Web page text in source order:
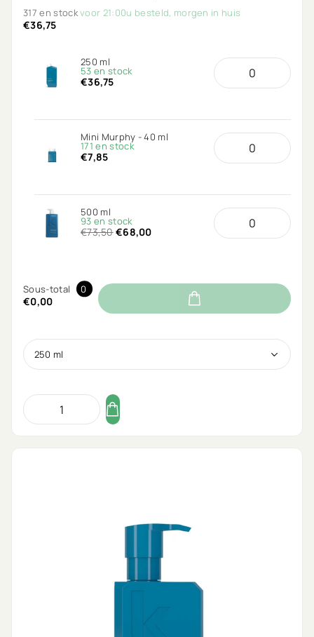
317 en stockvoor 21:00u besteld, morgen in huis
€36,75
250 ml
53 en stock
€36,75
Mini Murphy - 40 ml
171 en stock
€7,85
500 ml
93 en stock
€73,50€68,00
Sous-total 0
€0,00